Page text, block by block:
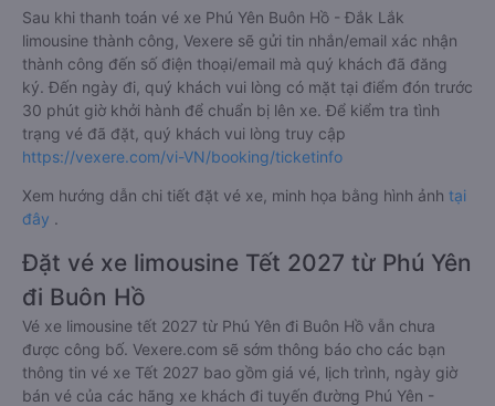
Sau khi thanh toán vé xe Phú Yên Buôn Hồ - Đắk Lắk
limousine thành công, Vexere sẽ gửi tin nhắn/email xác nhận
thành công đến số điện thoại/email mà quý khách đã đăng
ký. Đến ngày đi, quý khách vui lòng có mặt tại điểm đón trước
30 phút giờ khởi hành để chuẩn bị lên xe. Để kiểm tra tình
trạng vé đã đặt, quý khách vui lòng truy cập
https://vexere.com/vi-VN/booking/ticketinfo
Xem hướng dẫn chi tiết đặt vé xe, minh họa bằng hình ảnh tại
đây .
Đặt vé xe limousine Tết 2027 từ Phú Yên
đi Buôn Hồ
Vé xe limousine tết 2027 từ Phú Yên đi Buôn Hồ vẫn chưa
được công bố. Vexere.com sẽ sớm thông báo cho các bạn
thông tin vé xe Tết 2027 bao gồm giá vé, lịch trình, ngày giờ
bán vé của các hãng xe khách đi tuyến đường Phú Yên -